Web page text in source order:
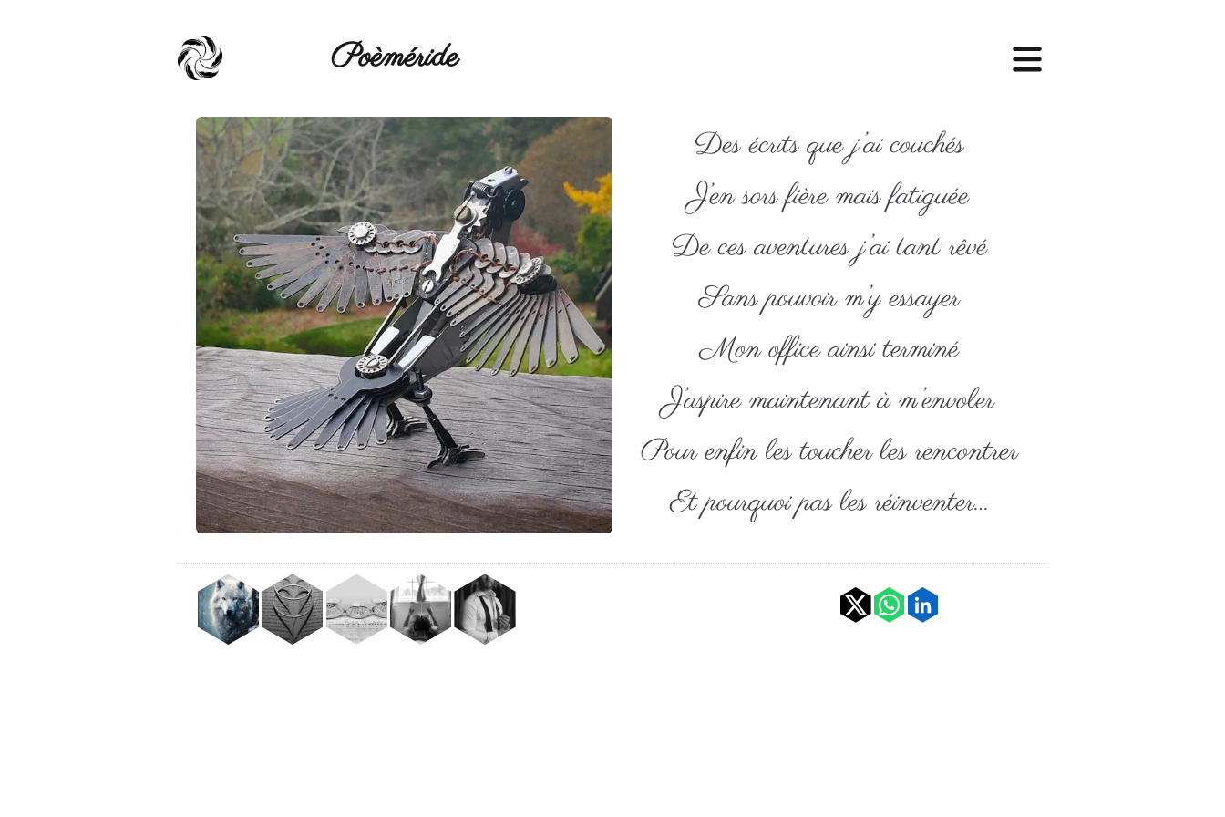
Poèméride
Des écrits que j’ai couchés
J’en sors fière mais fatiguée
De ces aventures j’ai tant rêvé
Sans pouvoir m’y essayer
Mon office ainsi terminé
J’aspire maintenant à m’envoler
Pour enfin les toucher les rencontrer
Et pourquoi pas les réinventer…